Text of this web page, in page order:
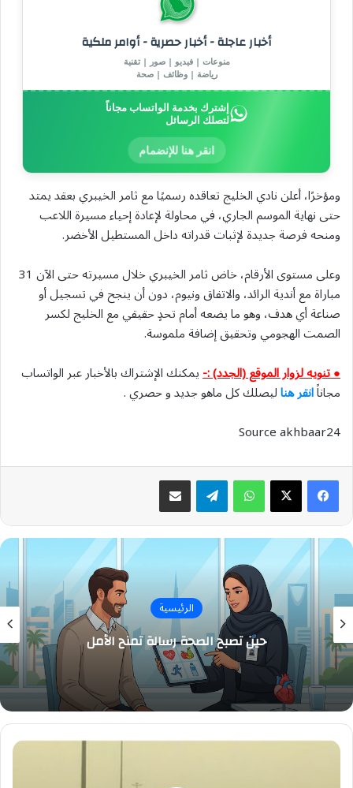
أخبار عاجلة - أخبار حصرية - أوامر ملكية
منوعات | فيديو | صور | تقنية
رياضة | وظائف | صحة
إشترك بخدمة الواتساب مجاناً
لتصلك الرسائل
انقر هنا للإنضمام
ومؤخرًا، أعلن نادي الخليج تعاقده رسميًا مع ثامر الخيبري بعقد يمتد
حتى نهاية الموسم الجاري، في محاولة لإعادة إحياء مسيرة اللاعب
ومنحه فرصة جديدة لإثبات قدراته داخل المستطيل الأخضر.
وعلى مستوى الأرقام، خاض ثامر الخيبري خلال مسيرته حتى الآن 31
مباراة مع أندية الرائد، والاتفاق ونيوم، دون أن ينجح في تسجيل أو
صناعة أي هدف، وهو ما يضعه أمام تحدٍ حقيقي مع الخليج لكسر
الصمت الهجومي وتحقيق إضافة ملموسة.
● تنويه لزوار الموقع (الجدد) :-يمكنك الإشتراك بالأخبار عبر الواتساب
مجاناًانقر هناليصلك كل ماهو جديد و حصري .
Source akhbaar24
واتسابتيلقرام مشاركة عبر البريد
الرئيسية
حين تصبح الصحة رسالة تمنح الأمل
طقس